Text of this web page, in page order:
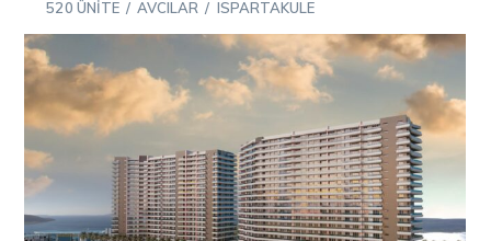
520 ÜNITE / AVCILAR / ISPARTAKULE